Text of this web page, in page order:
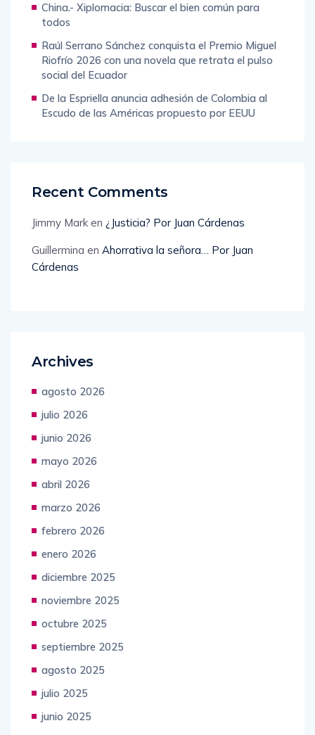
China.- Xiplomacia: Buscar el bien común para
todos
Raúl Serrano Sánchez conquista el Premio Miguel
Riofrío 2026 con una novela que retrata el pulso
social del Ecuador
De la Espriella anuncia adhesión de Colombia al
Escudo de las Américas propuesto por EEUU
Recent Comments
Jimmy Mark en ¿Justicia? Por Juan Cárdenas
Guillermina en Ahorrativa la señora… Por Juan
Cárdenas
Archives
agosto 2026
julio 2026
junio 2026
mayo 2026
abril 2026
marzo 2026
febrero 2026
enero 2026
diciembre 2025
noviembre 2025
octubre 2025
septiembre 2025
agosto 2025
julio 2025
junio 2025